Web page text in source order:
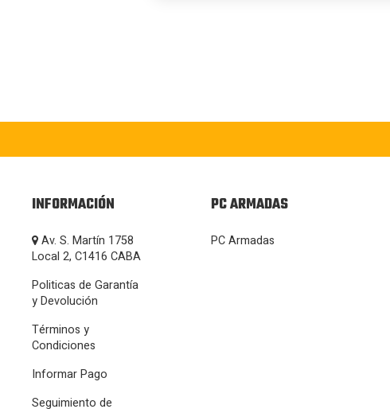
INFORMACIÓN
Av. S. Martín 1758
Local 2, C1416 CABA
Politicas de Garantía
y Devolución
Términos y
Condiciones
Informar Pago
Seguimiento de
PC ARMADAS
PC Armadas